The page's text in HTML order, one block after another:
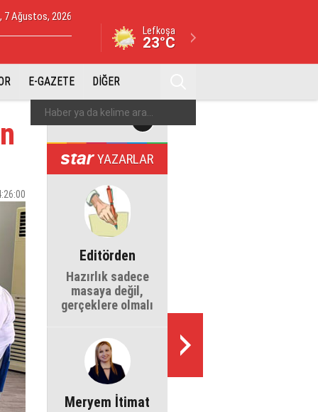
7 Ağustos, 2026
Lefkoşa
23°C
E-GAZETE DİĞER
YAZARLAR
Editörden
Hazırlık sadece
masaya değil,
gerçeklere olmalı
Meryem İtimat